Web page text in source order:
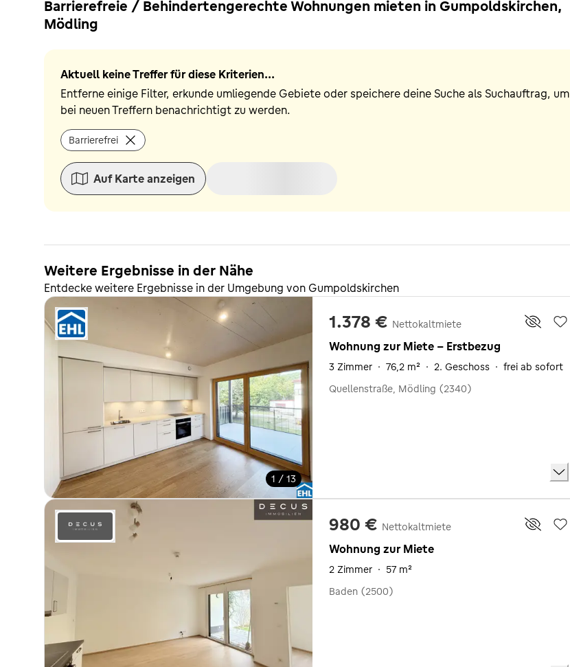
Barrierefreie / Behindertengerechte Wohnungen mieten in Gumpoldskirchen,
Mödling
Aktuell keine Treffer für diese Kriterien...
Entferne einige Filter, erkunde umliegende Gebiete oder speichere deine Suche als Suchauftrag, um
bei neuen Treffern benachrichtigt zu werden.
Barrierefrei
Auf Karte anzeigen
Weitere Ergebnisse in der Nähe
Entdecke weitere Ergebnisse in der Umgebung von Gumpoldskirchen
1 / 13
1.378 € Nettokaltmiete
Wohnung zur Miete - Erstbezug
3 Zimmer · 76,2 m² · 2. Geschoss · frei ab sofort
Quellenstraße, Mödling (2340)
980 € Nettokaltmiete
Wohnung zur Miete
2 Zimmer · 57 m²
Baden (2500)